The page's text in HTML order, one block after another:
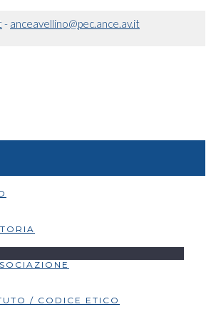
- anceavellino@pec.ance.av.it
/ CODICE ETICO